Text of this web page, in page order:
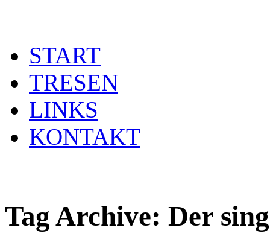
START
TRESEN
LINKS
KONTAKT
Tag Archive: Der